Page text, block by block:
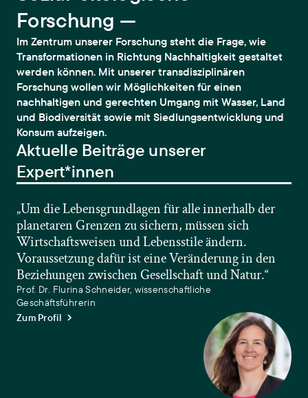
Forschung —
Im Zentrum unserer Forschung steht die Frage, wie
Transformationen in Richtung Nachhaltigkeit gestaltet
werden können. Mit unserer transdisziplinären
Forschung wollen wir Möglichkeiten für einen
nachhaltigen und gerechten Umgang mit Wasser, Land
und Biodiversität sowie mit Siedlungsentwicklung und
Konsum aufzeigen.
Aktuelle Beiträge unserer
Expert*innen
„Um die Lebensgrundlagen für alle innerhalb der
planetaren Grenzen zu sichern, müssen sich
Wirtschaftsweisen und Lebensstile ändern.
Voraussetzung dafür ist eine Veränderung in den
Beziehungen zwischen Gesellschaft und Natur.“
Prof. Dr. Flurina Schneider, wissenschaftliche
Geschäftsführerin
Zum Profil